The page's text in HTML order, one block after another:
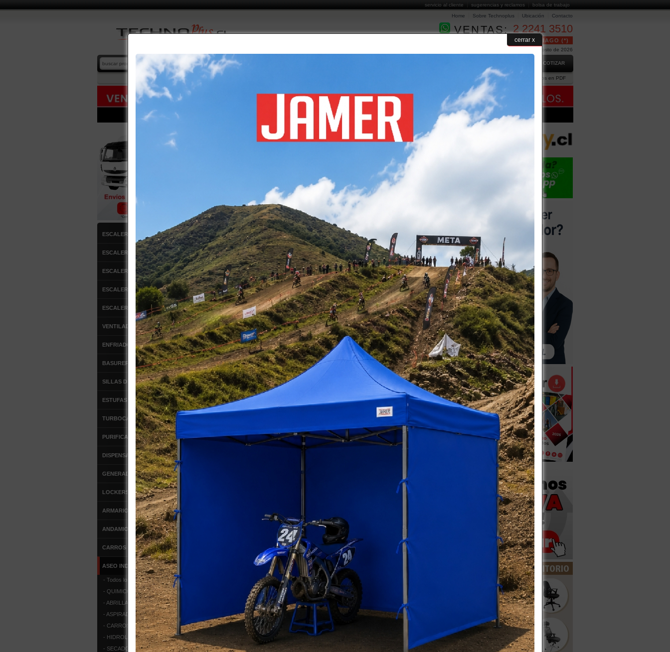
cerrar x
servicio al cliente sugerencias y reclamos
bolsa de trabajo
Home
Sobre Technoplus Ubicación Contacto
2 2241 3510
VENTAS:
DESPACHO EN 24 HORAS GRATUITO EN SANTIAGO (*)
Hoy es Sábado 8 de Agosto de 2026
MARCAS COMERCIALIZADAS COTIZAR
Información Comercial Ejecutivos Catálogos en PDF
ESCALERAS DE ALUMINIO
ESCALERAS FIBRA DE VIDRIO
ESCALERAS MULTIPROPOSITO
ESCALERA DE ATICO
ESCALERAS TIPO AVION
VENTILADORES
ENFRIADOR DE AIRE
BASUREROS
SILLAS DE OFICINA
ESTUFAS DE PATIO
TURBOCALEFACTORES
PURIFICADORES DE AIRE
DISPENSADORES
GENERADORES DE OZONO
LOCKERS METALICOS
ARMARIOS METALICOS
ANDAMIOS
CARROS DE SERVICIO
ASEO INDUSTRIAL
- Todos los Productos
- QUIMICOS
- ABRILLANTADORA
- ASPIRADORAS POLVO/AGUA
- CARROS DE ASEO
- HIDROLAVADORA
- SECADORES DE MANOS
soin
BARREDORA MANUAL SOIN 40
LITROS
$ 230.000+iva
Cotizar Ver Más
BML-40T disponible
luster
BARREDORA MANUAL LUSTER
40L
$ 459.000+iva
Cotizar Ver Más
SW920-F agotado